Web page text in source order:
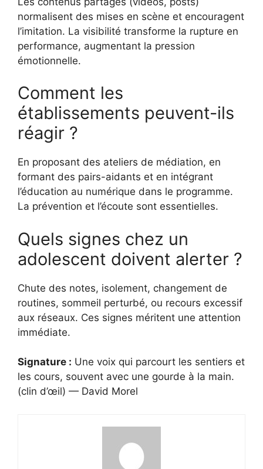
normalisent des mises en scène et encouragent
l’imitation. La visibilité transforme la rupture en
performance, augmentant la pression
émotionnelle.
Comment les
établissements peuvent-ils
réagir ?
En proposant des ateliers de médiation, en
formant des pairs-aidants et en intégrant
l’éducation au numérique dans le programme.
La prévention et l’écoute sont essentielles.
Quels signes chez un
adolescent doivent alerter ?
Chute des notes, isolement, changement de
routines, sommeil perturbé, ou recours excessif
aux réseaux. Ces signes méritent une attention
immédiate.
Signature : Une voix qui parcourt les sentiers et
les cours, souvent avec une gourde à la main.
(clin d’œil) — David Morel